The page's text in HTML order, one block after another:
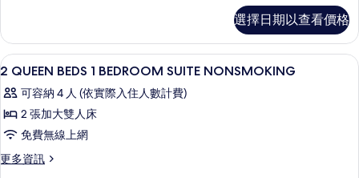
相
片
(Mobility
&
Hearing,
Roll-
in
Shower)
的
所
(Mobility
Hearing,
Roll-
in
Shower)
的
詳
,Nonsmoking
的
所
有
相
片
Two
Queen
Two
Accessible
,Nonsmoking
詳
情
選擇日期以查看價格
顯
示
2
QUEEN
BEDS
1
客房內保險箱、遮光布/窗簾、隔音、
24
2 QUEEN BEDS 1 BEDROOM SUITE NONSMOKING
可容納 4 人 (依實際入住人數計費)
2 張加大雙人床
免費無線上網
更多資訊
更